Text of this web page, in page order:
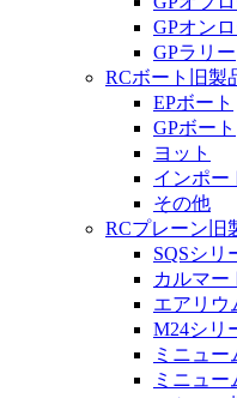
GPオン
GPラリー
RCボート旧製
EPボート
GPボート
ヨット
インポー
その他
RCプレーン旧
SQSシリ
カルマー
エアリウ
M24シリ
ミニュ
ミニュ